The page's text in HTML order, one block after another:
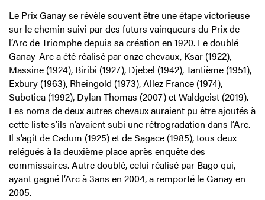
Le Prix Ganay se révèle souvent être une étape victorieuse
sur le chemin suivi par des futurs vainqueurs du Prix de
l’Arc de Triomphe depuis sa création en 1920. Le doublé
Ganay-Arc a été réalisé par onze chevaux, Ksar (1922),
Massine (1924), Biribi (1927), Djebel (1942), Tantième (1951),
Exbury (1963), Rheingold (1973), Allez France (1974),
Subotica (1992), Dylan Thomas (2007) et Waldgeist (2019).
Les noms de deux autres chevaux auraient pu être ajoutés à
cette liste s’ils n’avaient subi une rétrogradation dans l’Arc.
Il s’agit de Cadum (1925) et de Sagace (1985), tous deux
relégués à la deuxième place après enquête des
commissaires. Autre doublé, celui réalisé par Bago qui,
ayant gagné l’Arc à 3ans en 2004, a remporté le Ganay en
2005.